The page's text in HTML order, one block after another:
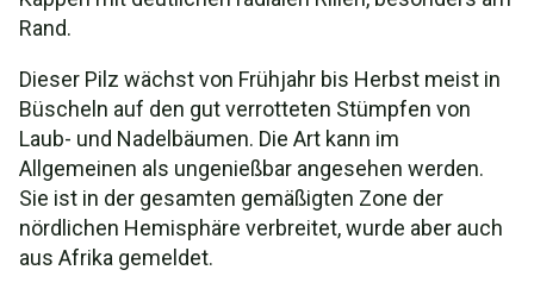
Rand.
Dieser Pilz wächst von Frühjahr bis Herbst meist in
Büscheln auf den gut verrotteten Stümpfen von
Laub- und Nadelbäumen. Die Art kann im
Allgemeinen als ungenießbar angesehen werden.
Sie ist in der gesamten gemäßigten Zone der
nördlichen Hemisphäre verbreitet, wurde aber auch
aus Afrika gemeldet.